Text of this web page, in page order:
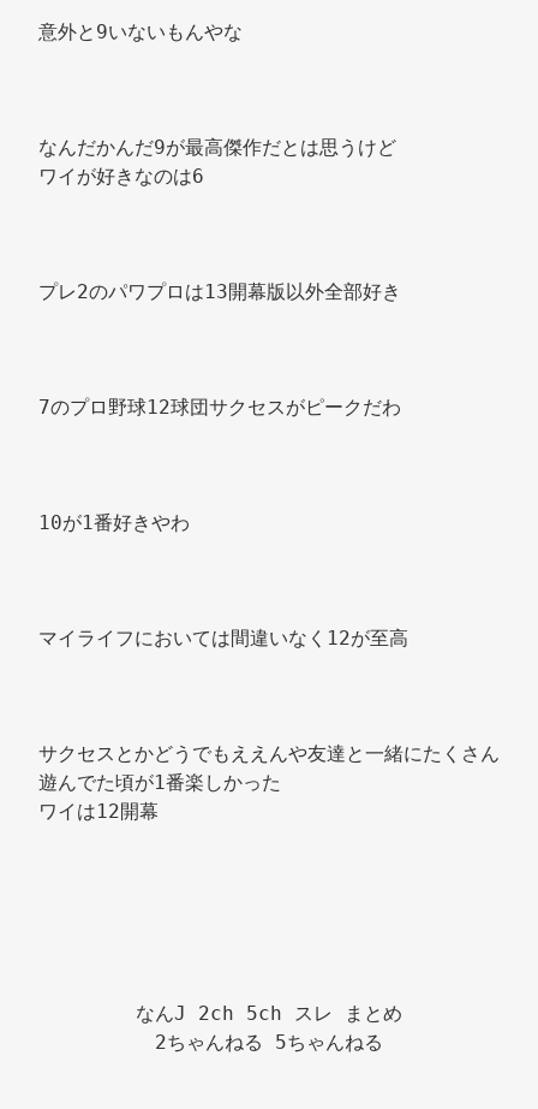
意外と9いないもんやな
なんだかんだ9が最高傑作だとは思うけど
ワイが好きなのは6
プレ2のパワプロは13開幕版以外全部好き
7のプロ野球12球団サクセスがピークだわ
10が1番好きやわ
マイライフにおいては間違いなく12が至高
サクセスとかどうでもええんや友達と一緒にたくさん
遊んでた頃が1番楽しかった
ワイは12開幕
なんJ 2ch 5ch スレ まとめ
2ちゃんねる 5ちゃんねる